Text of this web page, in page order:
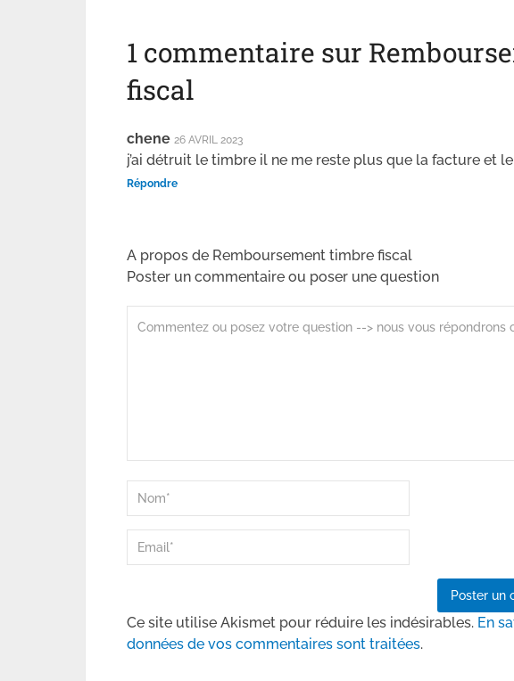
1 commentaire sur
fiscal
chene 26 AVRIL 2023
j’ai détruit le timbre il ne me reste plus que la facture et
Répondre
A propos de Remboursement timbre fiscal
Poster un commentaire ou poser une question
Ce site utilise Akismet pour réduire les indésirables. En
données de vos commentaires sont traitées.